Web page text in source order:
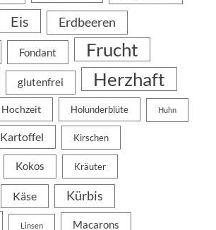
Eis Erdbeeren
Fondant Frucht
glutenfrei Herzhaft
Hochzeit Holunderblüte Huhn
Kartoffel Kirschen
Kokos Kräuter
Käse Kürbis
Linsen Macarons